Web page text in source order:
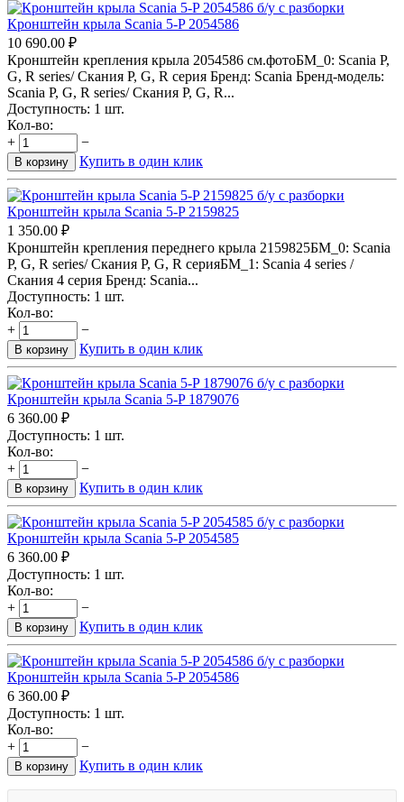
Кронштейн крыла Scania 5-P 2054586
10 690.00 ₽
Кронштейн крепления крыла 2054586 см.фотоБМ_0: Scania P,
G, R series/ Скания P, G, R серия Бренд: Scania Бренд-модель:
Scania P, G, R series/ Скания P, G, R...
Доступность: 1 шт.
Кол-во:
+
−
В корзину Купить в один клик
Кронштейн крыла Scania 5-P 2159825
1 350.00 ₽
Кронштейн крепления переднего крыла 2159825БМ_0: Scania
P, G, R series/ Скания P, G, R серияБМ_1: Scania 4 series /
Скания 4 серия Бренд: Scania...
Доступность: 1 шт.
Кол-во:
+
−
В корзину Купить в один клик
Кронштейн крыла Scania 5-P 1879076
6 360.00 ₽
Доступность: 1 шт.
Кол-во:
+
−
В корзину Купить в один клик
Кронштейн крыла Scania 5-P 2054585
6 360.00 ₽
Доступность: 1 шт.
Кол-во:
+
−
В корзину Купить в один клик
Кронштейн крыла Scania 5-P 2054586
6 360.00 ₽
Доступность: 1 шт.
Кол-во:
+
−
В корзину Купить в один клик